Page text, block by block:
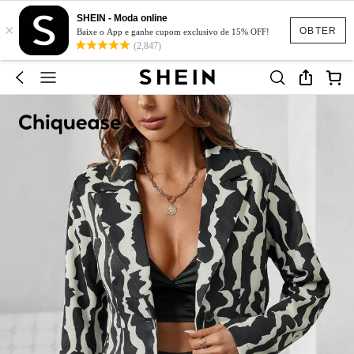
OBTER
×
SHEIN - Moda online
Baixe o App e ganhe cupom exclusivo de 15% OFF!
(2,847)